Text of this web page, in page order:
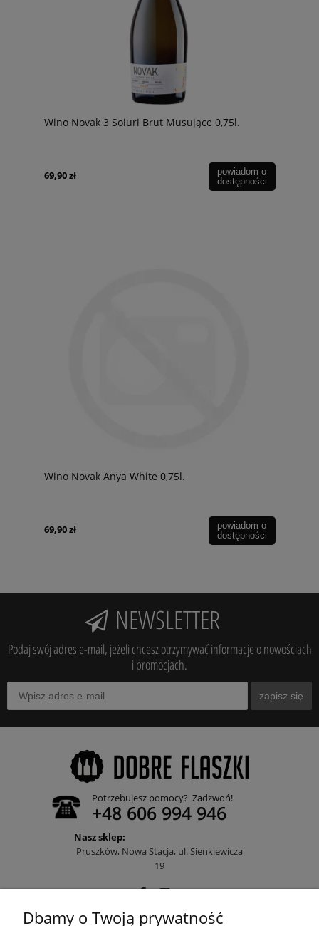
Wino Novak 3 Soiuri Brut Musujące 0,75l.
69,90 zł
powiadom o
dostępności
Wino Novak Anya White 0,75l.
69,90 zł
powiadom o
dostępności
NEWSLETTER
Podaj swój adres e-mail, jeżeli chcesz otrzymywać informacje o nowościach
i promocjach.
zapisz się
Potrzebujesz pomocy? Zadzwoń!
+48 606 994 946
Nasz sklep:
Pruszków, Nowa Stacja, ul. Sienkiewicza
19
Dbamy o Twoją prywatność